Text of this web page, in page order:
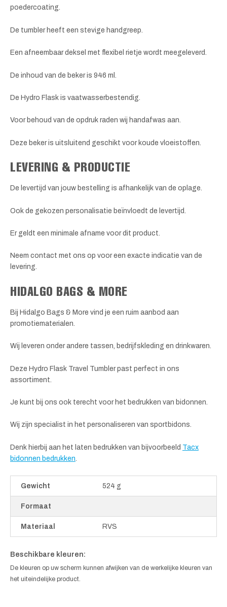
poedercoating.
De tumbler heeft een stevige handgreep.
Een afneembaar deksel met flexibel rietje wordt meegeleverd.
De inhoud van de beker is 946 ml.
De Hydro Flask is vaatwasserbestendig.
Voor behoud van de opdruk raden wij handafwas aan.
Deze beker is uitsluitend geschikt voor koude vloeistoffen.
LEVERING & PRODUCTIE
De levertijd van jouw bestelling is afhankelijk van de oplage.
Ook de gekozen personalisatie beïnvloedt de levertijd.
Er geldt een minimale afname voor dit product.
Neem contact met ons op voor een exacte indicatie van de
levering.
HIDALGO BAGS & MORE
Bij Hidalgo Bags & More vind je een ruim aanbod aan
promotiematerialen.
Wij leveren onder andere tassen, bedrijfskleding en drinkwaren.
Deze Hydro Flask Travel Tumbler past perfect in ons
assortiment.
Je kunt bij ons ook terecht voor het bedrukken van bidonnen.
Wij zijn specialist in het personaliseren van sportbidons.
Denk hierbij aan het laten bedrukken van bijvoorbeeld Tacx
bidonnen bedrukken
Gewicht 524 g
Formaat
Materiaal RVS
Beschikbare kleuren:
De kleuren op uw scherm kunnen afwijken van de werkelijke kleuren van
het uiteindelijke product.